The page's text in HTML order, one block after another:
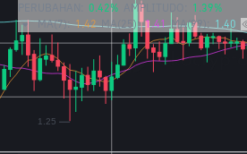
0.42% AMPLITUDO:
1.39%
MA(7): 1.42 MA(25): 1.41 MA(99): 1.40